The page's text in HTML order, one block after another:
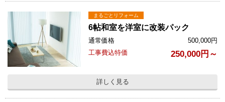
まるごとリフォーム
6帖和室を洋室に改装パック
通常価格 500,000円
工事費込特価
250,000円～
詳しく見る